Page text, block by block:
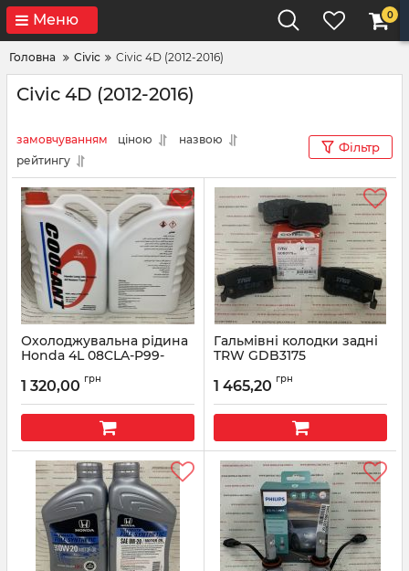
Меню 0
Головна Civic Civic 4D (2012-2016)
Civic 4D (2012-2016)
замовчуванням ціною
назвою
рейтингу
Фільтр
Охолоджувальна рідина
Honda 4L 08CLA-P99-
Артикул: 08CLAP9914ZY8
1 320,00 грн
Гальмівні колодки задні
TRW GDB3175
1 465,20 грн